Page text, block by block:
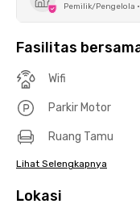
Pemilik/Pengelola •
Fasilitas
Wifi
Parkir Motor
Ruang Tamu
Lihat Selengkapnya
Lokasi